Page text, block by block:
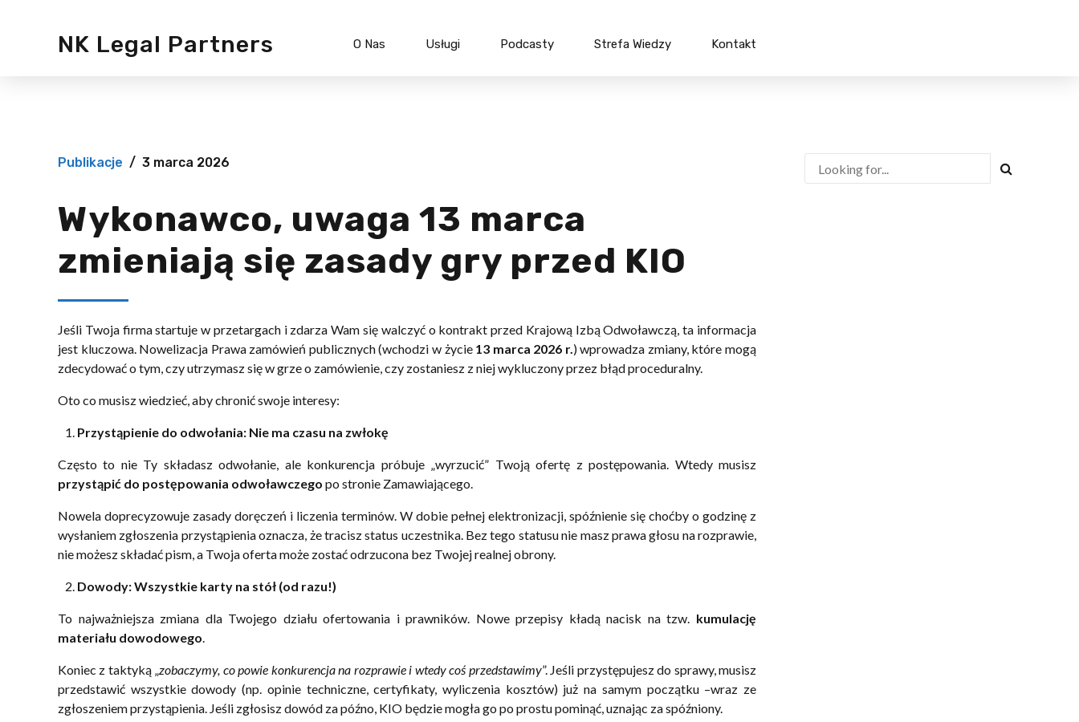
NK Legal Partners O Nas Usługi
Szkolenia podatkowe
optymalizacja
Ochrona środowiska
Branża transportowa
Podcasty Strefa Wiedzy Kontakt
Publikacje 3 marca 2026
Wykonawco, uwaga 13 marca
zmieniają się zasady gry przed KIO
Jeśli Twoja firma startuje w przetargach i zdarza Wam się walczyć o kontrakt przed Krajową Izbą Odwoławczą, ta informacja
jest kluczowa. Nowelizacja Prawa zamówień publicznych (wchodzi w życie 13 marca 2026 r.) wprowadza zmiany, które mogą
zdecydować o tym, czy utrzymasz się w grze o zamówienie, czy zostaniesz z niej wykluczony przez błąd proceduralny.
Oto co musisz wiedzieć, aby chronić swoje interesy:
Przystąpienie do odwołania: Nie ma czasu na zwłokę
Często to nie Ty składasz odwołanie, ale konkurencja próbuje „wyrzucić” Twoją ofertę z postępowania. Wtedy musisz
przystąpić do postępowania odwoławczego po stronie Zamawiającego.
Nowela doprecyzowuje zasady doręczeń i liczenia terminów. W dobie pełnej elektronizacji, spóźnienie się choćby o godzinę z
wysłaniem zgłoszenia przystąpienia oznacza, że tracisz status uczestnika. Bez tego statusu nie masz prawa głosu na rozprawie,
nie możesz składać pism, a Twoja oferta może zostać odrzucona bez Twojej realnej obrony.
Dowody: Wszystkie karty na stół (od razu!)
To najważniejsza zmiana dla Twojego działu ofertowania i prawników. Nowe przepisy kładą nacisk na tzw. kumulację
materiału dowodowego.
Koniec z taktyką „zobaczymy, co powie konkurencja na rozprawie i wtedy coś przedstawimy”. Jeśli przystępujesz do sprawy, musisz
przedstawić wszystkie dowody (np. opinie techniczne, certyfikaty, wyliczenia kosztów) już na samym początku –wraz ze
zgłoszeniem przystąpienia. Jeśli zgłosisz dowód za późno, KIO będzie mogła go po prostu pominąć, uznając za spóźniony.